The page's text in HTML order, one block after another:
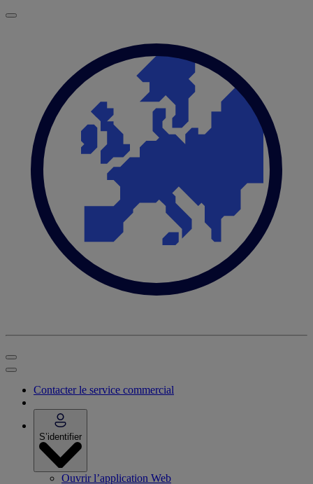
Contacter le service commercial
S’identifier
Ouvrir l’application Web